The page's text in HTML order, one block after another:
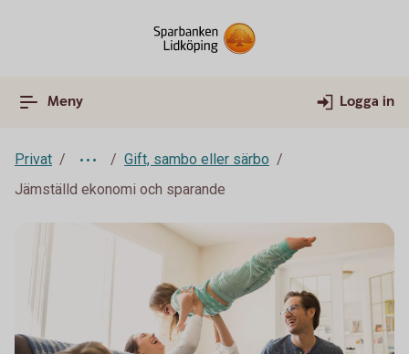
Meny Logga in
Privat
Gift, sambo eller särbo
Jämställd ekonomi och sparande